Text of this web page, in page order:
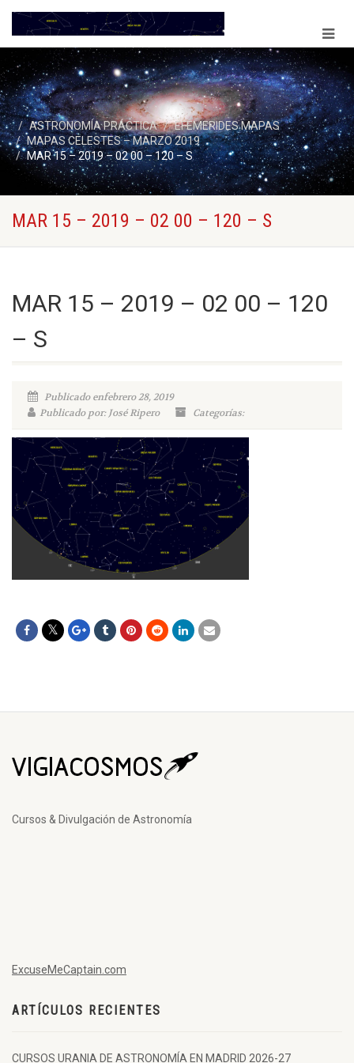
ASTRONOMÍA PRÁCTICA
EFEMERIDES MAPAS
MAPAS CELESTES – MARZO 2019
MAR 15 – 2019 – 02 00 – 120 – S
MAR 15 – 2019 – 02 00 – 120 – S
MAR 15 – 2019 – 02 00 – 120
– S
Publicado enfebrero 28, 2019
Publicado por: José Ripero
Categorías:
Cursos & Divulgación de Astronomía
ExcuseMeCaptain.com
ARTÍCULOS RECIENTES
CURSOS URANIA DE ASTRONOMÍA EN MADRID 2026-27